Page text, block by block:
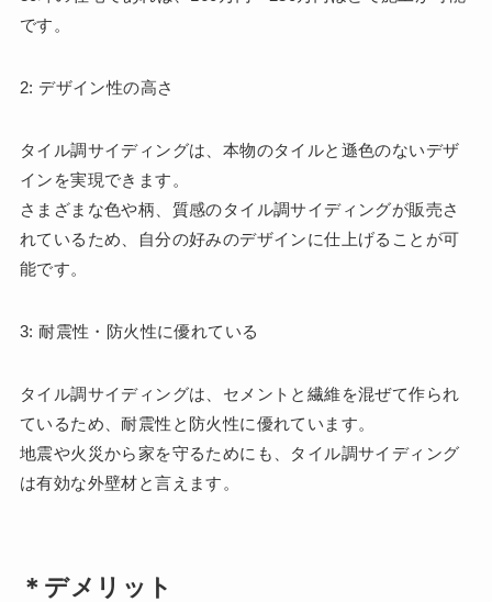
です。
2: デザイン性の高さ
タイル調サイディングは、本物のタイルと遜色のないデザ
インを実現できます。
さまざまな色や柄、質感のタイル調サイディングが販売さ
れているため、自分の好みのデザインに仕上げることが可
能です。
3: 耐震性・防火性に優れている
タイル調サイディングは、セメントと繊維を混ぜて作られ
ているため、耐震性と防火性に優れています。
地震や火災から家を守るためにも、タイル調サイディング
は有効な外壁材と言えます。
＊デメリット